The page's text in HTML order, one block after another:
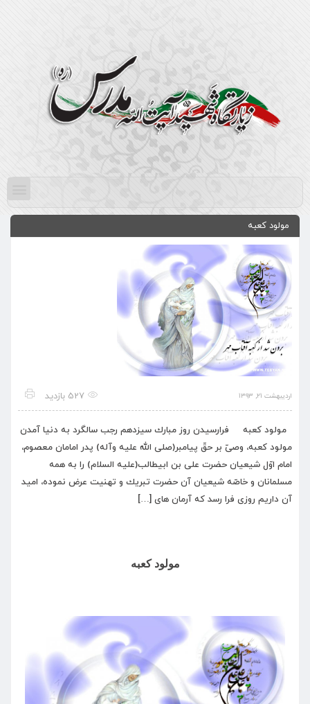
مولود كعبه
اردیبهشت ۲۱, ۱۳۹۳ 527 بازدید
مولود كعبه فرارسيدن روز مبارك سيزدهم رجب سالگرد به دنيا آمدن
مولود كعبه، وصىّ بر حقّ پيامبر(صلى الله عليه وآله) پدر امامان معصوم،
امام اوّل شيعيان حضرت على بن ابيطالب(عليه السلام) را به همه
مسلمانان و خاصّه شيعيان آن حضرت تبريك و تهنيت عرض نموده، اميد
آن داريم روزى فرا رسد كه آرمان هاى […]
مولود كعبه